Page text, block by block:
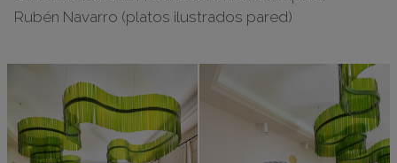
Rubén Navarro (platos ilustrados pared)